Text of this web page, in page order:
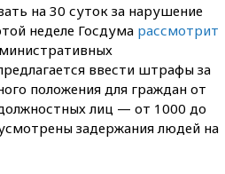
на 30 суток за нарушение
неделе Госдума рассмотрит
ввести штрафы за
положения для граждан от
лиц — от 1000 до
задержания людей на